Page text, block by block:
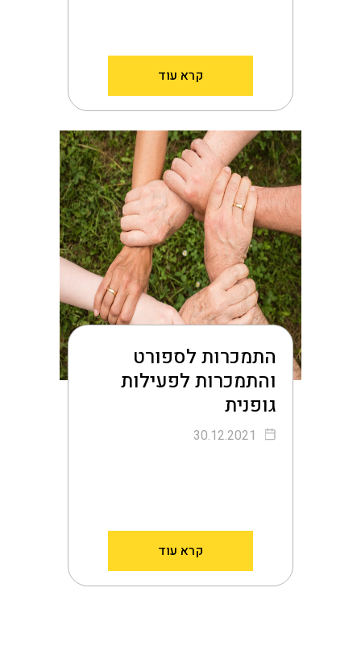
קרא עוד
התמכרות לספורט
והתמכרות לפעילות
גופנית
30.12.2021
קרא עוד